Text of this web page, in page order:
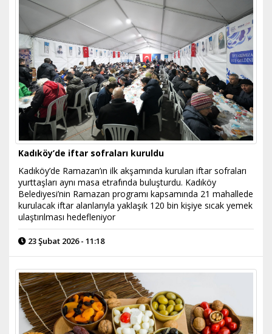
Kadıköy’de iftar sofraları kuruldu
Kadıköy’de Ramazan’ın ilk akşamında kurulan iftar sofraları
yurttaşları aynı masa etrafında buluşturdu. Kadıköy
Belediyesi’nin Ramazan programı kapsamında 21 mahallede
kurulacak iftar alanlarıyla yaklaşık 120 bin kişiye sıcak yemek
ulaştırılması hedefleniyor
23 Şubat 2026 - 11:18